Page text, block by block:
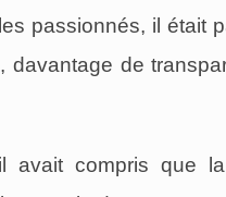
passionnés, il
davantage de
compris que